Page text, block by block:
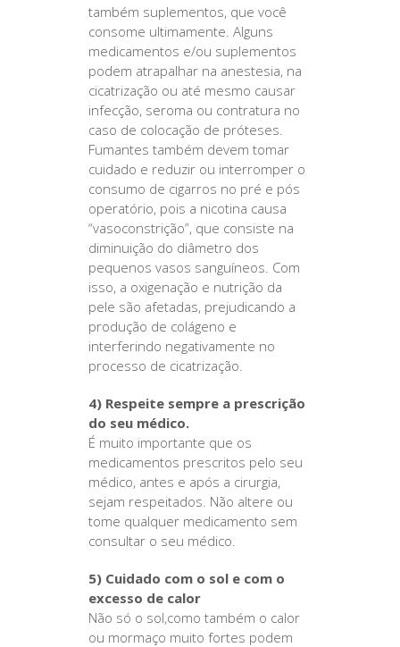
também suplementos, que você
consome ultimamente. Alguns
medicamentos e/ou suplementos
podem atrapalhar na anestesia, na
cicatrização ou até mesmo causar
infecção, seroma ou contratura no
caso de colocação de próteses.
Fumantes também devem tomar
cuidado e reduzir ou interromper o
consumo de cigarros no pré e pós
operatório, pois a nicotina causa
“vasoconstrição”, que consiste na
diminuição do diâmetro dos
pequenos vasos sanguíneos. Com
isso, a oxigenação e nutrição da
pele são afetadas, prejudicando a
produção de colágeno e
interferindo negativamente no
processo de cicatrização.
4) Respeite sempre a prescrição
do seu médico.
É muito importante que os
medicamentos prescritos pelo seu
médico, antes e após a cirurgia,
sejam respeitados. Não altere ou
tome qualquer medicamento sem
consultar o seu médico.
5) Cuidado com o sol e com o
excesso de calor
Não só o sol,como também o calor
ou mormaço muito fortes podem